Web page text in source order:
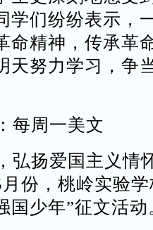
学们纷纷表示，
命精神，传承革
天努力学习，争
每周一美文
扬爱国主义情
份，桃岭实验
国少年”征文活动